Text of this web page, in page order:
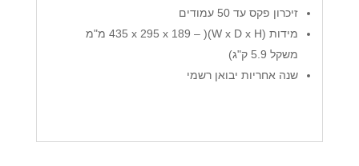
זיכרון פקס עד 50 עמודים
מידות (W x D x H)( – 435 x 295 x 189 מ"מ
משקל 5.9 ק"ג)
שנה אחריות יבואן רשמי